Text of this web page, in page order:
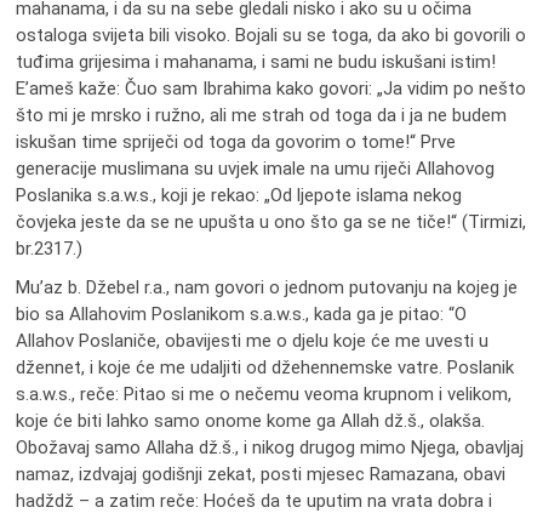
mahanama, i da su na sebe gledali nisko i ako su u očima
ostaloga svijeta bili visoko. Bojali su se toga, da ako bi govorili o
tuđima grijesima i mahanama, i sami ne budu iskušani istim!
E’ameš kaže: Čuo sam Ibrahima kako govori: „Ja vidim po nešto
što mi je mrsko i ružno, ali me strah od toga da i ja ne budem
iskušan time spriječi od toga da govorim o tome!“ Prve
generacije muslimana su uvjek imale na umu riječi Allahovog
Poslanika s.a.w.s., koji je rekao: „Od ljepote islama nekog
čovjeka jeste da se ne upušta u ono što ga se ne tiče!“ (Tirmizi,
br.2317.)
Mu’az b. Džebel r.a., nam govori o jednom putovanju na kojeg je
bio sa Allahovim Poslanikom s.a.w.s., kada ga je pitao: “O
Allahov Poslaniče, obavijesti me o djelu koje će me uvesti u
džennet, i koje će me udaljiti od džehennemske vatre. Poslanik
s.a.w.s., reče: Pitao si me o nečemu veoma krupnom i velikom,
koje će biti lahko samo onome kome ga Allah dž.š., olakša.
Obožavaj samo Allaha dž.š., i nikog drugog mimo Njega, obavljaj
namaz, izdvajaj godišnji zekat, posti mjesec Ramazana, obavi
hadždž – a zatim reče: Hoćeš da te uputim na vrata dobra i